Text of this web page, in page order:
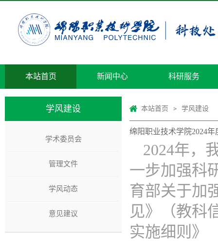
本站首页 新闻中心 科研服务
学风建设
学术委员会
管理文件
学风动态
意见建议
本站首页 > 学风建设
绵阳职业技术学院2024
2024年，
一步加强科
育部关于加
见》（教科
实施细则》